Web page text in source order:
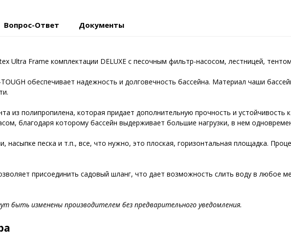
Вопрос-Ответ Документы
Ultra Frame комплектации DELUXE с песочным фильтр-насосом, лестницей,
обеспечивает надежность и долговечность бассейна. Материал чаши
из полипропилена, которая придает дополнительную прочность и устойчивость
благодаря которому бассейн выдерживает большие нагрузки, в нем
насыпке песка и т.п., все, что нужно, это плоская, горизонтальная площадка.
присоединить садовый шланг, что дает возможность слить воду в любое
быть изменены производителем без предварительного уведомления.